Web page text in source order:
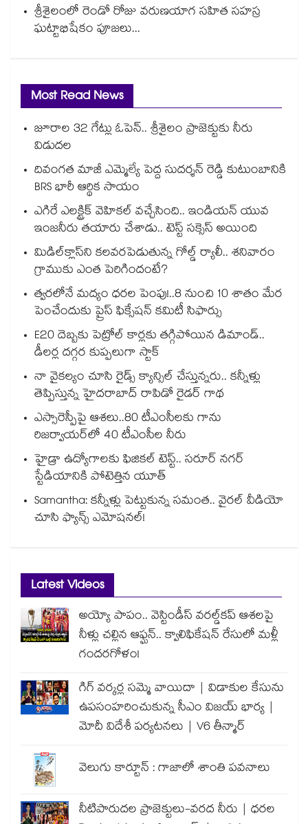
శ్రీశైలంలో రెండో రోజు వరుణయాగ సహిత సహస్ర
ఘట్టాభిషేకం పూజలు...
Most Read News
జూరాల 32 గేట్లు ఓపెన్.. శ్రీశైలం ప్రాజెక్టుకు నీరు
విడుదల
దివంగత మాజీ ఎమ్మెల్యే పెద్ద సుదర్శన్ రెడ్డి కుటుంబానికి
BRS భారీ ఆర్థిక సాయం
ఎగిరే ఎలక్ట్రిక్ వెహికల్ వచ్చేసింది.. ఇండియన్ యువ
ఇంజనీరు తయారు చేశాడు.. టెస్ట్ సక్సెస్ అయింది
మిడిల్‌క్లాస్‌ని కలవరపెడుతున్న గోల్డ్ ర్యాలీ.. శనివారం
గ్రాముకు ఎంత పెరిగిందంటే?
త్వరలోనే మద్యం ధ‌‌ర‌‌ల పెంపు!..8 నుంచి 10 శాతం మేర
పెంచేందుకు ప్రైస్ ఫిక్సేష‌‌న్ క‌‌మిటీ సిఫార్సు
E20 దెబ్బకు పెట్రోల్ కార్లకు తగ్గిపోయిన డిమాండ్..
డీలర్ల దగ్గర కుప్పలుగా స్టాక్
నా వైకల్యం చూసి రైడ్స్ క్యాన్సిల్ చేస్తున్నరు.. కన్నీళ్లు
తెప్పిస్తున్న హైదరాబాద్ రాపిడో రైడర్ గాథ
ఎస్సారెస్పీపై ఆశలు..80 టీఎంసీలకు గాను
రిజర్వాయర్‌‌‌‌‌‌‌‌‌‌‌‌‌‌‌‌లో 40 టీఎంసీల నీరు
హైడ్రా ఉద్యోగాలకు ఫిజికల్ టెస్ట్.. సరూర్ నగర్
స్టేడియానికి పోటెత్తిన యూత్
Samantha: కన్నీళ్లు పెట్టుకున్న సమంత.. వైరల్ వీడియో
చూసి ఫ్యాన్స్ ఎమోషనల్!
Latest Videos
అయ్యో పాపం.. వెస్టిండీస్ వరల్డ్‌కప్ ఆశలపై
నీళ్లు చల్లిన ఆఫ్ఘన్.. క్వాలిఫికేషన్ రేసులో మళ్లీ
గందరగోళం!
గిగ్ వర్కర్ల సమ్మె వాయిదా | విడాకుల కేసును
ఉపసంహరించుకున్న సీఎం విజయ్ భార్య |
మోదీ విదేశీ పర్యటనలు | V6 తీన్మార్
వెలుగు కార్టూన్ : గాజాలో శాంతి పవనాలు
నీటిపారుదల ప్రాజెక్టులు-వరద నీరు | ధరల